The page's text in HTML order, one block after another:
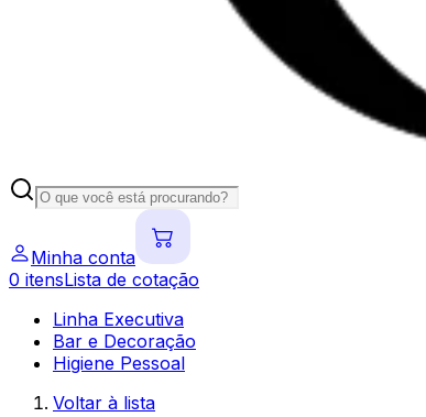
Minha conta
0 itensLista de cotação
Linha Executiva
Bar e Decoração
Higiene Pessoal
Voltar à lista